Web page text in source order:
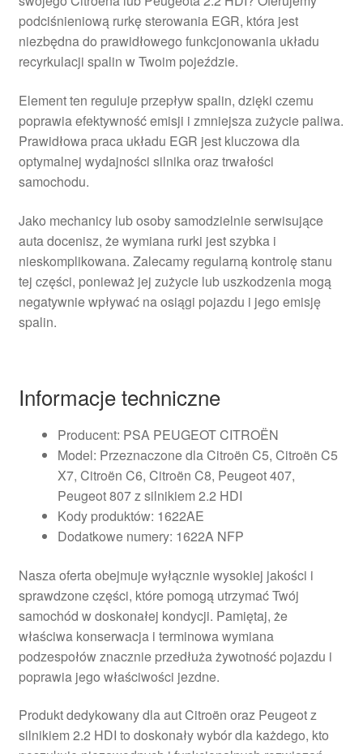
podciśnieniową rurkę sterowania EGR, która jest
niezbędna do prawidłowego funkcjonowania układu
recyrkulacji spalin w Twoim pojeździe.
Element ten reguluje przepływ spalin, dzięki czemu
poprawia efektywność emisji i zmniejsza zużycie paliwa.
Prawidłowa praca układu EGR jest kluczowa dla
optymalnej wydajności silnika oraz trwałości
samochodu.
Jako mechanicy lub osoby samodzielnie serwisujące
auta docenisz, że wymiana rurki jest szybka i
nieskomplikowana. Zalecamy regularną kontrolę stanu
tej części, ponieważ jej zużycie lub uszkodzenia mogą
negatywnie wpływać na osiągi pojazdu i jego emisję
spalin.
Informacje techniczne
Producent: PSA PEUGEOT CITROËN
Model: Przeznaczone dla Citroën C5, Citroën C5
X7, Citroën C6, Citroën C8, Peugeot 407,
Peugeot 807 z silnikiem 2.2 HDI
Kody produktów: 1622AE
Dodatkowe numery: 1622A NFP
Nasza oferta obejmuje wyłącznie wysokiej jakości i
sprawdzone części, które pomogą utrzymać Twój
samochód w doskonałej kondycji. Pamiętaj, że
właściwa konserwacja i terminowa wymiana
podzespołów znacznie przedłuża żywotność pojazdu i
poprawia jego właściwości jezdne.
Produkt dedykowany dla aut Citroën oraz Peugeot z
silnikiem 2.2 HDI to doskonały wybór dla każdego, kto